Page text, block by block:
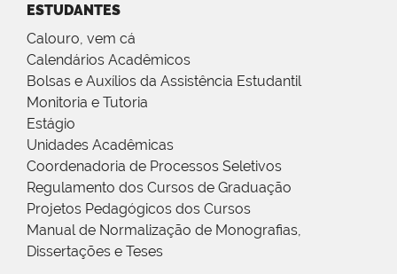
ESTUDANTES
Calouro, vem cá
Calendários Acadêmicos
Bolsas e Auxílios da Assistência Estudantil
Monitoria e Tutoria
Estágio
Unidades Acadêmicas
Coordenadoria de Processos Seletivos
Regulamento dos Cursos de Graduação
Projetos Pedagógicos dos Cursos
Manual de Normalização de Monografias,
Dissertações e Teses